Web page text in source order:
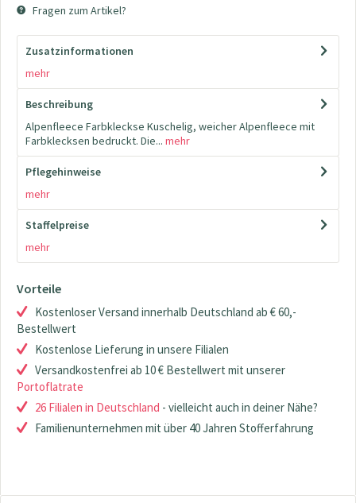
Fragen zum Artikel?
Zusatzinformationen
mehr
Beschreibung
Alpenfleece Farbkleckse Kuschelig, weicher Alpenfleece mit
Farbklecksen bedruckt. Die... mehr
Pflegehinweise
mehr
Staffelpreise
mehr
Vorteile
Kostenloser Versand innerhalb Deutschland ab € 60,-
Bestellwert
Kostenlose Lieferung in unsere Filialen
Versandkostenfrei ab 10 € Bestellwert mit unserer
Portoflatrate
26 Filialen in Deutschland - vielleicht auch in deiner Nähe?
Familienunternehmen mit über 40 Jahren Stofferfahrung